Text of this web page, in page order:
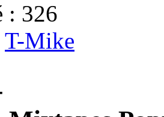
: 326
T-Mike